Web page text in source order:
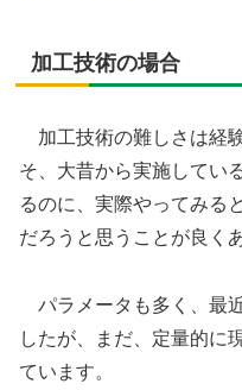
加工技術の場合
加工技術の難しさは経
そ、大昔から実施してい
るのに、実際やってみる
だろうと思うことが良く
パラメータも多く、最
したが、まだ、定量的に
ています。